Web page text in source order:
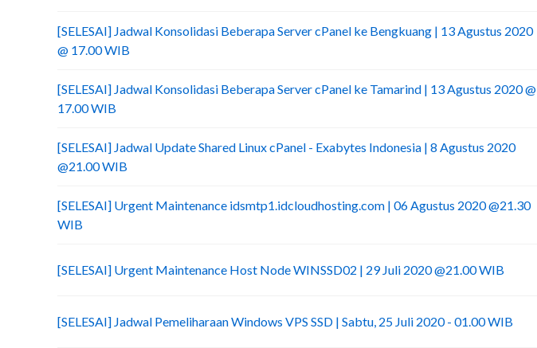
[SELESAI] Jadwal Konsolidasi Beberapa Server cPanel ke Bengkuang | 13 Agustus 2020
@ 17.00 WIB
[SELESAI] Jadwal Konsolidasi Beberapa Server cPanel ke Tamarind | 13 Agustus 2020 @
17.00 WIB
[SELESAI] Jadwal Update Shared Linux cPanel - Exabytes Indonesia | 8 Agustus 2020
@21.00 WIB
[SELESAI] Urgent Maintenance idsmtp1.idcloudhosting.com | 06 Agustus 2020 @21.30
WIB
[SELESAI] Urgent Maintenance Host Node WINSSD02 | 29 Juli 2020 @21.00 WIB
[SELESAI] Jadwal Pemeliharaan Windows VPS SSD | Sabtu, 25 Juli 2020 - 01.00 WIB